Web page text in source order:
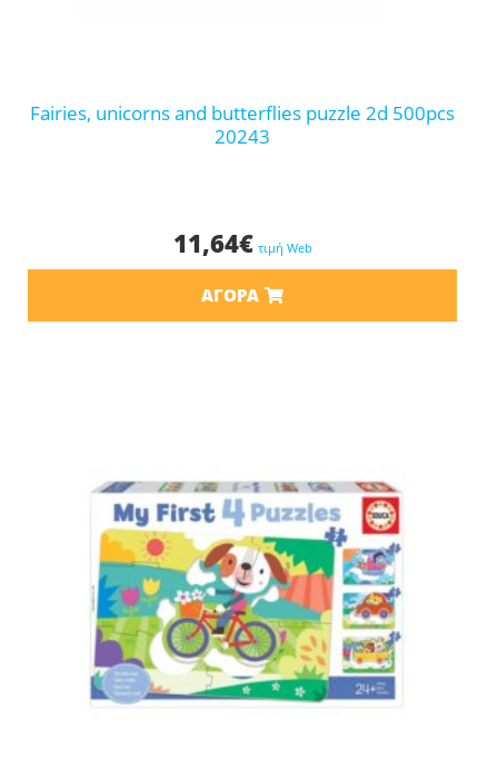
fairies, unicorns and butterflies puzzle 2d 500pcs
20243
11,64€ τιμή Web
ΑΓΟΡΆ